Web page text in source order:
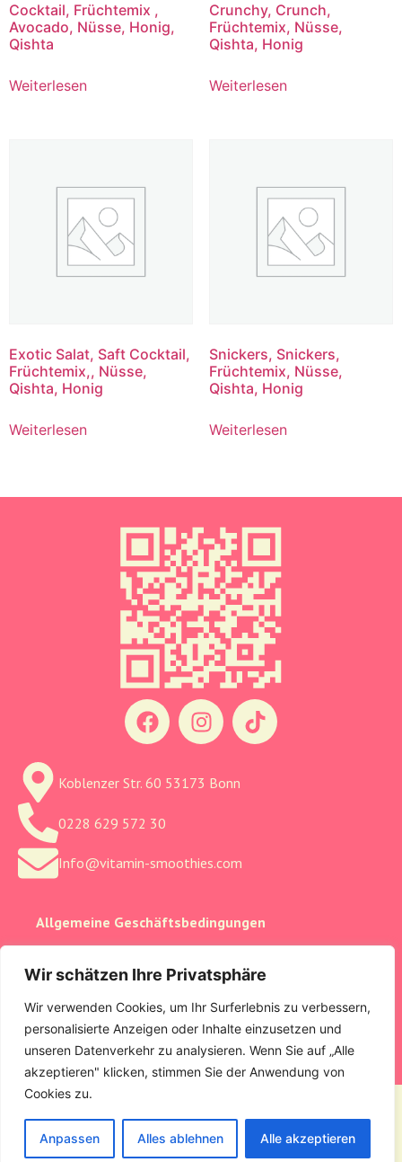
Wir schätzen Ihre Privatsphäre
Wir verwenden Cookies, um Ihr Surferlebnis zu verbessern,
personalisierte Anzeigen oder Inhalte einzusetzen und
unseren Datenverkehr zu analysieren. Wenn Sie auf „Alle
akzeptieren" klicken, stimmen Sie der Anwendung von
Cookies zu.
Anpassen Alles ablehnen Alle akzeptieren
Cocktail, Früchtemix ,
Avocado, Nüsse, Honig,
Qishta
Weiterlesen
Crunchy, Crunch,
Früchtemix, Nüsse,
Qishta, Honig
Weiterlesen
Exotic Salat, Saft Cocktail,
Früchtemix,, Nüsse,
Qishta, Honig
Weiterlesen
Snickers, Snickers,
Früchtemix, Nüsse,
Qishta, Honig
Weiterlesen
Koblenzer Str. 60 53173 Bonn
0228 629 572 30
Info@vitamin-smoothies.com
Allgemeine Geschäftsbedingungen
Datenschutzerklärung
Impressum